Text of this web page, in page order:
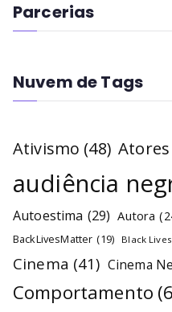
Parcerias
Nuvem de Tags
Ativismo (48)
audiência
Autoestima (29) Autora
BackLivesMatter (19) Black
Cinema (41) Cinema
Comportamento